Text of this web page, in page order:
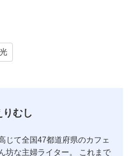
りむし
じて全国47都道府県のカフェ
坊な主婦ライター。 これまで